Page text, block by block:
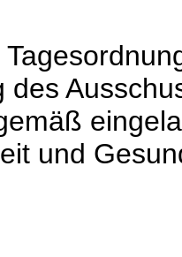
des
und